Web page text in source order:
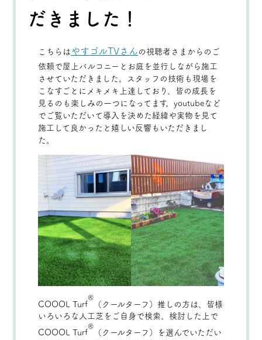
だきました！
こちらは やすゴルTVさん の視聴者さまからのご
依頼で屋上バルコニーとお庭を並行しながら施工
させていただきました。スタッフの技術も現場を
こなすごとにメキメキ上達しており、皆の成長を
見るのも楽しみの一つになってます。youtubeなど
でご覧いただいて導入を決めた経緯や実物を見て
施工して良かったと嬉しい反響もいただきまし
た。
COOOL Turf
®
（クールターフ）推しの方は、皆様
いろいろな人工芝をご自身で検索、検討した上で
COOOL Turf
®
（クールターフ）を選んでいただい